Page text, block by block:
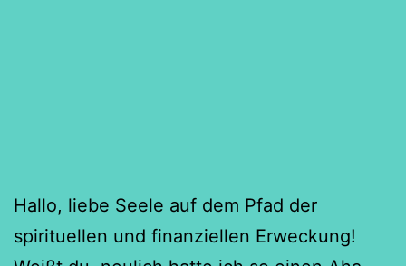
Hallo, liebe Seele auf dem Pfad der
spirituellen und finanziellen Erweckung!